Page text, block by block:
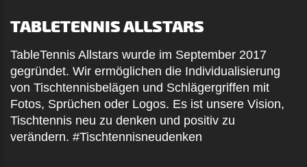
TABLETENNIS ALLSTARS
TableTennis Allstars wurde im September 2017
gegründet. Wir ermöglichen die Individualisierung
von Tischtennisbelägen und Schlägergriffen mit
Fotos, Sprüchen oder Logos. Es ist unsere Vision,
Tischtennis neu zu denken und positiv zu
verändern. #Tischtennisneudenken